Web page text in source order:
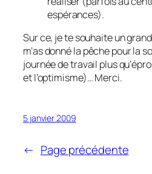
espérances).
Sur ce, je te souhaite un
m’as donné la pêche pour la
journée de travail plus
et l’optimisme)… Merci.
5 janvier 2009
← Page précédente